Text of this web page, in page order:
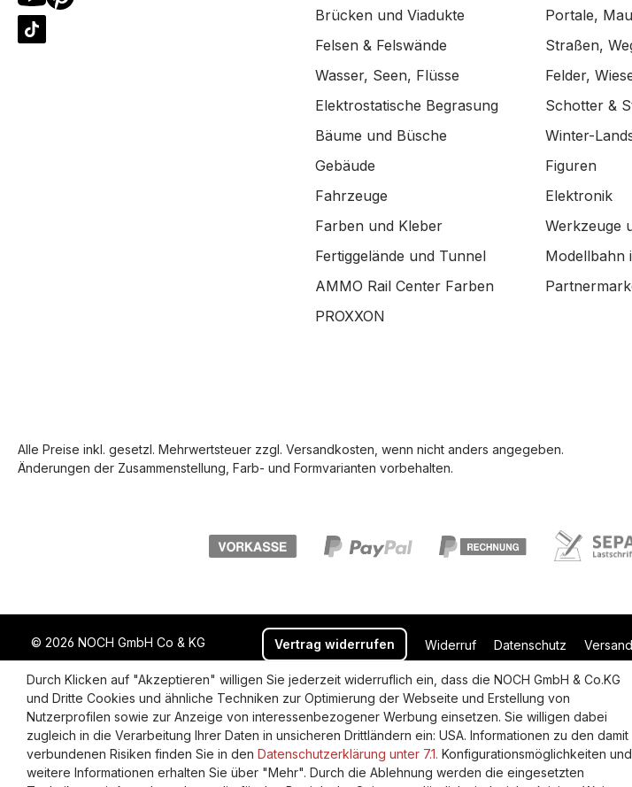
Brücken und Viadukte
Portale,
Felsen & Felswände
Straßen,
Wasser, Seen, Flüsse
Felder,
Elektrostatische Begrasung
Schotter &
Bäume und Büsche
Winter-
Gebäude
Figuren
Fahrzeuge
Elektronik
Farben und Kleber
Werkzeuge
Fertiggelände und Tunnel
Modellbahn
AMMO Rail Center Farben
PROXXON
Alle Preise inkl. gesetzl. Mehrwertsteuer zzgl. Versandkosten , wenn nicht anders angegeben.
Änderungen der Zusammenstellung, Farb- und Formvarianten vorbehalten.
© 2026 NOCH GmbH Co & KG Vertrag widerrufen Widerruf Datenschutz
Durch Klicken auf "Akzeptieren" willigen Sie jederzeit widerruflich ein, dass die NOCH GmbH & Co.KG
und Dritte Cookies und ähnliche Techniken zur Optimierung der Webseite und Erstellung von
Nutzerprofilen sowie zur Anzeige von interessenbezogener Werbung einsetzen. Sie willigen dabei
zugleich in die Verarbeitung Ihrer Daten in unsicheren Drittländern ein: USA. Informationen zu den damit
verbundenen Risiken finden Sie in den Datenschutzerklärung unter 7.1. Konfigurationsmöglichkeiten und
weitere Informationen erhalten Sie über "Mehr". Durch die Ablehnung werden die eingesetzten